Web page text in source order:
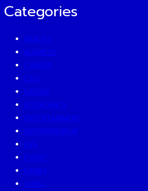
Categories
BEAUTY
BUSINESS
CAREER
CEO
EATERY
ECONOMICS
ENTERTAINMENT
ENTREPRENEUR
ESG
EVENT
FAMILY
GURU